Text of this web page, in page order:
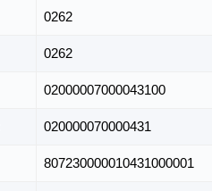
0262
0262
02000007000043100
020000070000431
807230000010431000001